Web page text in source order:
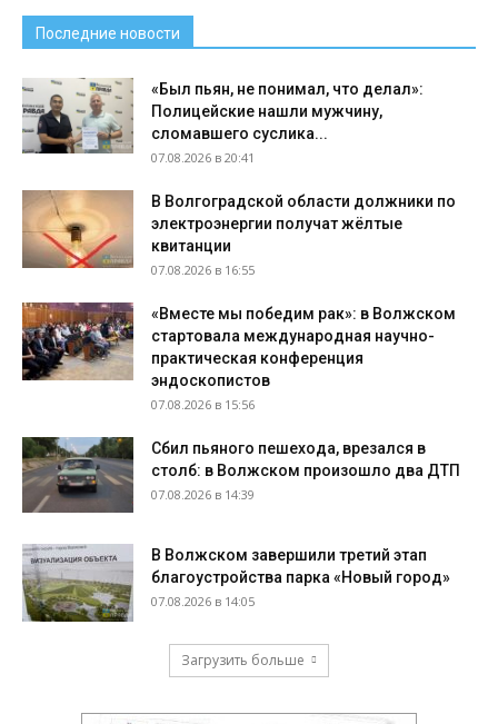
Последние новости
«Был пьян, не понимал, что делал»:
Полицейские нашли мужчину,
сломавшего суслика...
07.08.2026 в 20:41
В Волгоградской области должники по
электроэнергии получат жёлтые
квитанции
07.08.2026 в 16:55
«Вместе мы победим рак»: в Волжском
стартовала международная научно-
практическая конференция
эндоскопистов
07.08.2026 в 15:56
Сбил пьяного пешехода, врезался в
столб: в Волжском произошло два ДТП
07.08.2026 в 14:39
В Волжском завершили третий этап
благоустройства парка «Новый город»
07.08.2026 в 14:05
Загрузить больше